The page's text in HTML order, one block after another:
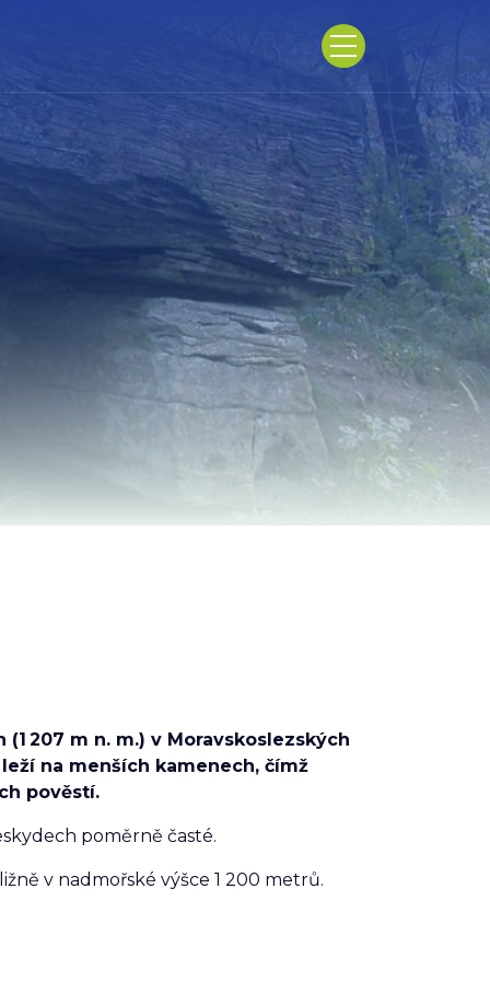
207 m n. m.) v Moravskoslezských
na menších kamenech, čímž
pověstí.
poměrně časté.
v nadmořské výšce 1 200 metrů.